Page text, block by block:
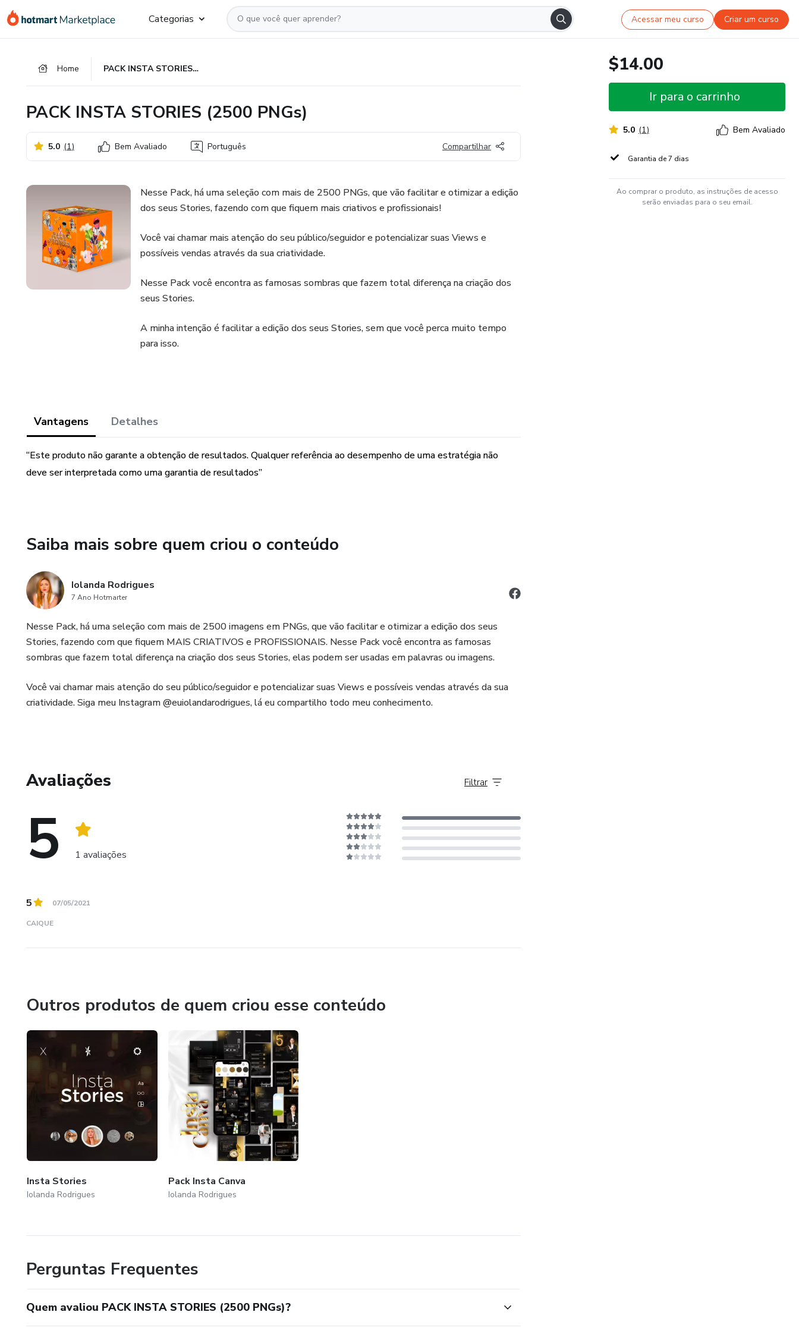
para
para
para
Categorias Acessar meu curso Criar um curso
Home PACK INSTA STORIES (2500 PNGs)
PACK INSTA STORIES (2500 PNGs)
5.0 (1) Bem Avaliado Português Compartilhar
Nesse Pack, há uma seleção com mais de 2500 PNGs, que vão facilitar e otimizar a edição
dos seus Stories, fazendo com que fiquem mais criativos e profissionais!
Você vai chamar mais atenção do seu público/seguidor e potencializar suas Views e
possíveis vendas através da sua criatividade.
Nesse Pack você encontra as famosas sombras que fazem total diferença na criação dos
seus Stories.
A minha intenção é facilitar a edição dos seus Stories, sem que você perca muito tempo
para isso.
Vantagens Detalhes
“Este produto não garante a obtenção de resultados. Qualquer referência ao desempenho de uma estratégia não
deve ser interpretada como uma garantia de resultados”
Saiba mais sobre quem criou o conteúdo
Iolanda Rodrigues
7 Ano Hotmarter
Nesse Pack, há uma seleção com mais de 2500 imagens em PNGs, que vão facilitar e otimizar a edição dos seus
Stories, fazendo com que fiquem MAIS CRIATIVOS e PROFISSIONAIS. Nesse Pack você encontra as famosas
sombras que fazem total diferença na criação dos seus Stories, elas podem ser usadas em palavras ou imagens.
Você vai chamar mais atenção do seu público/seguidor e potencializar suas Views e possíveis vendas através da sua
criatividade. Siga meu Instagram @euiolandarodrigues, lá eu compartilho todo meu conhecimento.
Avaliações
5 1 avaliações
Filtrar
5 07/05/2021
CAIQUE
Outros produtos de quem criou esse conteúdo
Insta Stories
Iolanda Rodrigues
Pack Insta Canva
Iolanda Rodrigues
Perguntas Frequentes
Quem avaliou PACK INSTA STORIES (2500 PNGs)?
$14.00
Ir para o carrinho
5.0 (1) Bem Avaliado
Garantia de 7 dias
Ao comprar o produto, as instruções de acesso
serão enviadas para o seu email.